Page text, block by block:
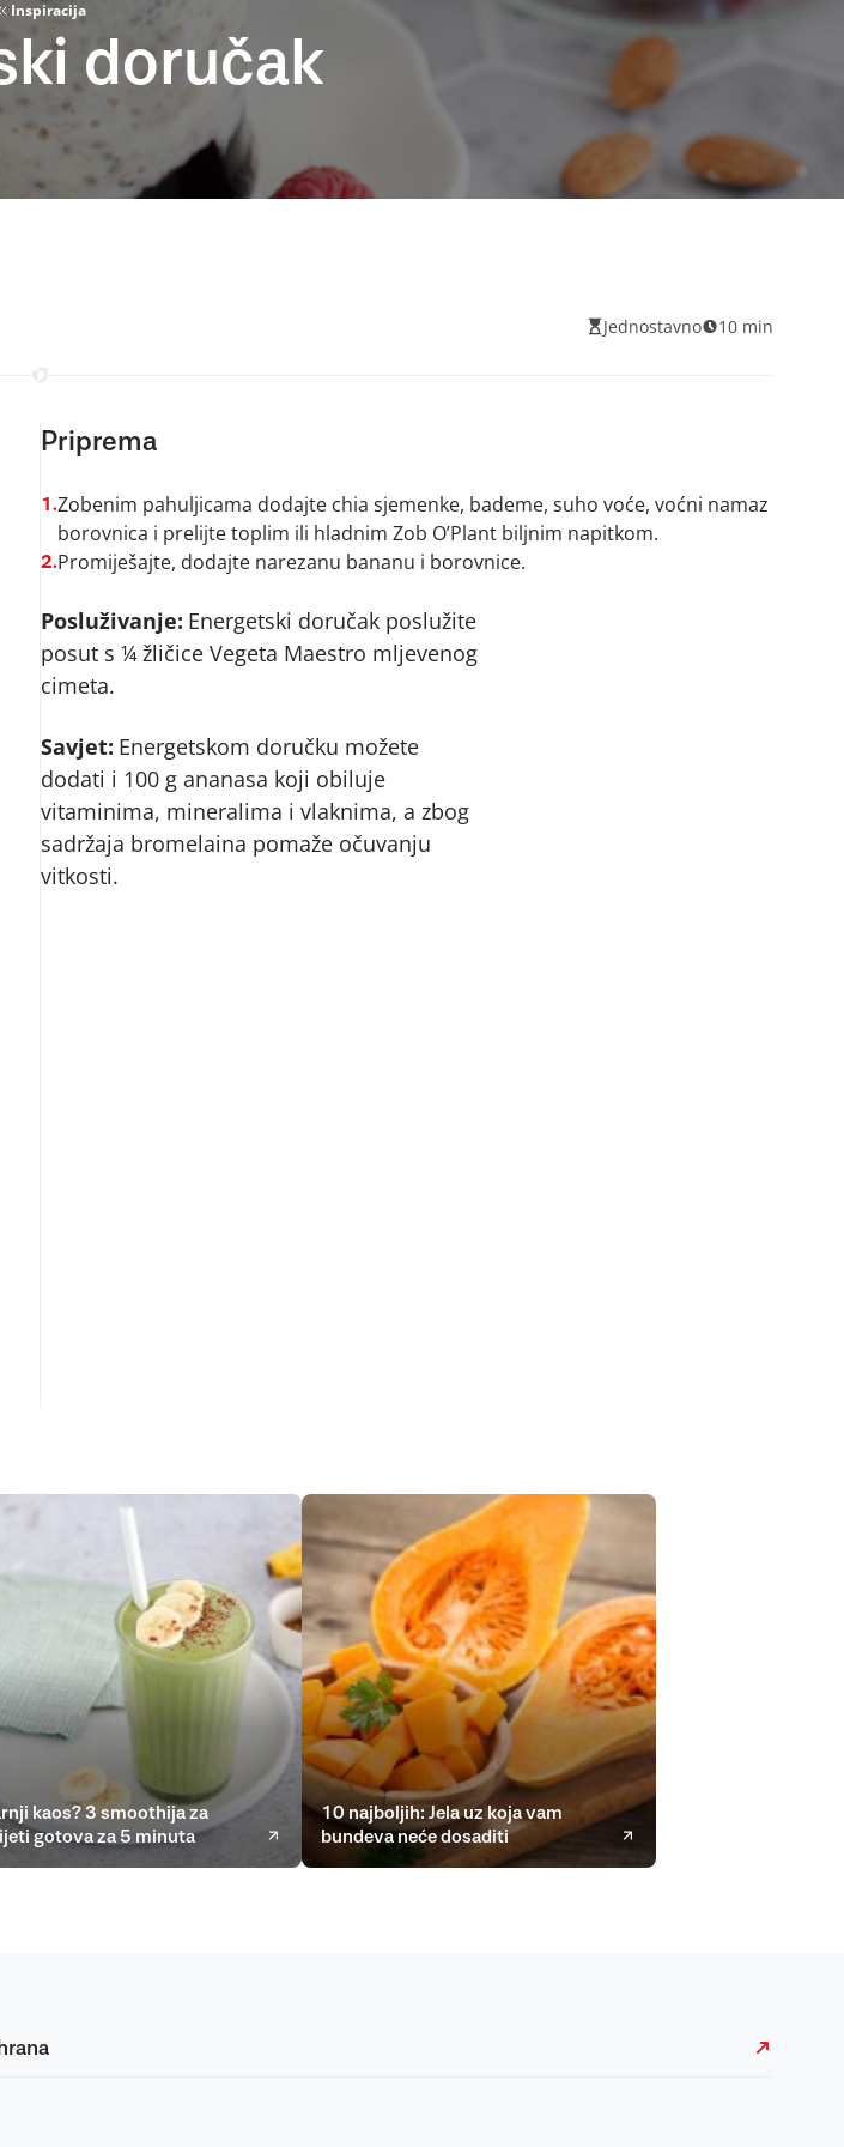
Inspiracija
doručak
Jednostavno 10 min
Priprema
1.Zobenim pahuljicama dodajte chia sjemenke, bademe, suho voće, voćni namaz
borovnica i prelijte toplim ili hladnim Zob O’Plant biljnim napitkom.
2.Promiješajte, dodajte narezanu bananu i borovnice.
Posluživanje: Energetski doručak poslužite
posut s ¼ žličice Vegeta Maestro mljevenog
cimeta.
Savjet: Energetskom doručku možete
dodati i 100 g ananasa koji obiluje
vitaminima, mineralima i vlaknima, a zbog
sadržaja bromelaina pomaže očuvanju
vitkosti.
kaos? 3 smoothija za
gotova za 5 minuta
10 najboljih: Jela uz koja vam
bundeva neće dosaditi